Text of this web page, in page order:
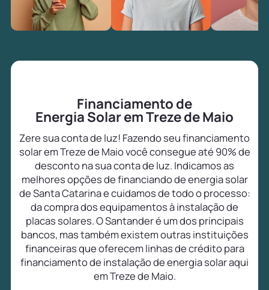
Financiamento de
Energia Solar em Treze de Maio
Zere sua conta de luz! Fazendo seu financiamento
solar em Treze de Maio você consegue até 90% de
desconto na sua conta de luz. Indicamos as
melhores opções de financiando de energia solar
de Santa Catarina e cuidamos de todo o processo:
da compra dos equipamentos à instalação de
placas solares. O Santander é um dos principais
bancos, mas também existem outras instituições
financeiras que oferecem linhas de crédito para
financiamento de instalação de energia solar aqui
em Treze de Maio.